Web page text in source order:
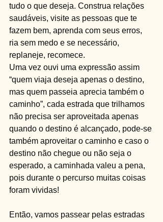
tudo o que deseja. Construa relações
saudáveis, visite as pessoas que te
fazem bem, aprenda com seus erros,
ria sem medo e se necessário,
replaneje, recomece.
Uma vez ouvi uma expressão assim
“quem viaja deseja apenas o destino,
mas quem passeia aprecia também o
caminho”, cada estrada que trilhamos
não precisa ser aproveitada apenas
quando o destino é alcançado, pode-se
também aproveitar o caminho e caso o
destino não chegue ou não seja o
esperado, a caminhada valeu a pena,
pois durante o percurso muitas coisas
foram vividas!
Então, vamos passear pelas estradas